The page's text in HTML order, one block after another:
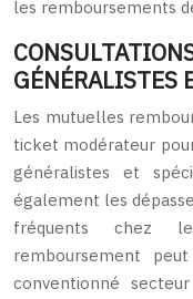
les remboursements
GÉNÉRALISTES
Les mutuelles
ticket modérateur
généralistes et
également les
fréquents chez
remboursement
conventionné